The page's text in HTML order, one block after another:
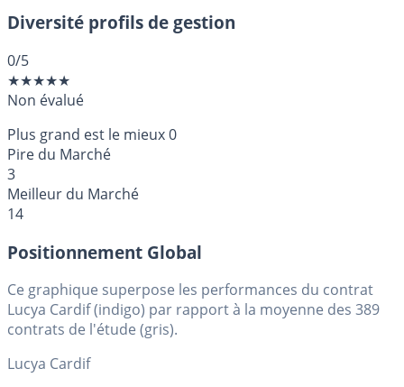
Diversité profils de gestion
0/5
★★★★★
Non évalué
Plus grand est le mieux0
Pire du Marché
3
Meilleur du Marché
14
Positionnement Global
Ce graphique superpose les performances du contrat
Lucya Cardif (indigo) par rapport à la moyenne des 389
contrats de l'étude (gris).
Lucya Cardif